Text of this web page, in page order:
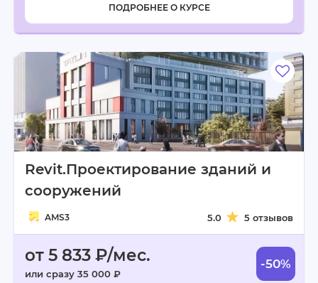
ПОДРОБНЕЕ О КУРСЕ
Revit.Проектирование зданий и
сооружений
AMS3 5.0 5 отзывов
от 5 833 ₽/мес.
или сразу 35 000 ₽
-50%